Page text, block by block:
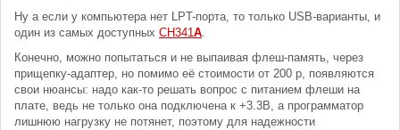
Ну а если у компьютера нет LPT-порта, то только USB-варианты, и
один из самых доступных CH341A.
Конечно, можно попытаться и не выпаивая флеш-память, через
прищепку-адаптер, но помимо её стоимости от 200 р, появляются
свои нюансы: надо как-то решать вопрос с питанием флеши на
плате, ведь не только она подключена к +3.3В, а программатор
лишнюю нагрузку не потянет, поэтому для надежности